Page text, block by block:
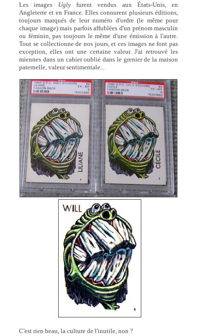
Les images Uglyfurent vendus aux États-Unis, en
Angleterre et en France. Elles connurent plusieurs éditions,
toujours marqués de leur numéro d'ordre (le même pour
chaque image) mais parfois affublées d'un prénom masculin
ou féminin, pas toujours le même d'une émission à l'autre.
Tout se collectionne de nos jours, et ces images ne font pas
exception, elles ont une certaine valeur. J'ai retrouvé les
miennes dans un cahier oublié dans le grenier de la maison
paternelle, valeur sentimentale...
C'est rien beau, la culture de l'inutile, non ?